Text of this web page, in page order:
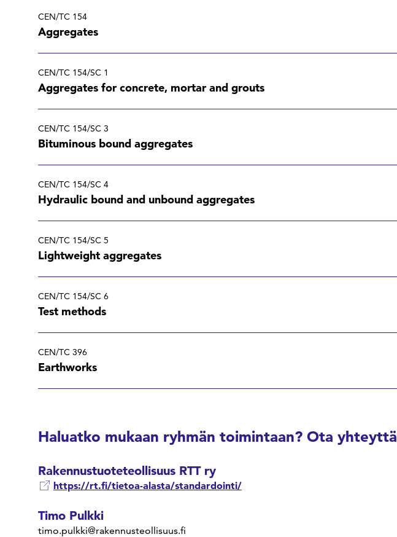
CEN/TC 154
Aggregates
CEN/TC 154/SC 1
Aggregates for concrete, mortar and grouts
CEN/TC 154/SC 3
Bituminous bound aggregates
CEN/TC 154/SC 4
Hydraulic bound and unbound aggregates
CEN/TC 154/SC 5
Lightweight aggregates
CEN/TC 154/SC 6
Test methods
CEN/TC 396
Earthworks
Haluatko mukaan ryhmän toimintaan? Ota yhteyttä
Rakennustuoteteollisuus RTT ry
https://rt.fi/tietoa-alasta/standardointi/
Timo Pulkki
timo.pulkki@rakennusteollisuus.fi